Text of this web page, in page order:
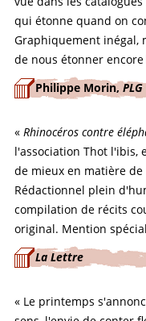
qui étonne quand on
Graphiquement inégal,
de nous étonner
Philippe Morin,PLG
«Rhinocéros contre
l'association Thot l'ibis,
de mieux en matière
Rédactionnel plein
compilation de récits
original. Mention
La Lettre
« Le printemps